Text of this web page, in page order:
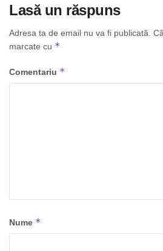
Lasă un răspuns
Adresa ta de email nu va fi publicată.
marcate cu *
Comentariu *
Nume *